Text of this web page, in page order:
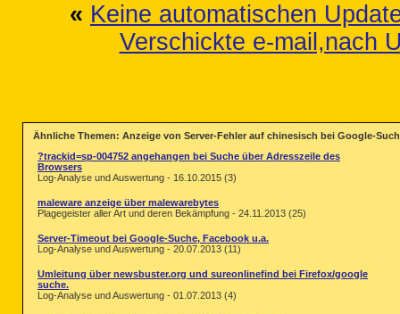
« Keine automatischen
Verschickte e-mail,nach
Ähnliche Themen: Anzeige von Server-Fehler auf chinesisch bei Google-
?trackid=sp-004752 angehangen bei Suche über Adresszeile des
Browsers
Log-Analyse und Auswertung - 16.10.2015 (3)
maleware anzeige über malewarebytes
Plagegeister aller Art und deren Bekämpfung - 24.11.2013 (25)
Server-Timeout bei Google-Suche, Facebook u.a.
Log-Analyse und Auswertung - 20.07.2013 (11)
Umleitung über newsbuster.org und sureonlinefind bei Firefox/google
suche.
Log-Analyse und Auswertung - 01.07.2013 (4)